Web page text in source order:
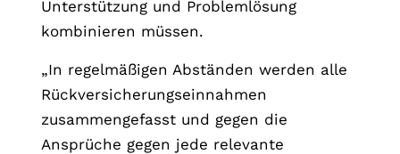
Unterstützung und Problemlösung
kombinieren müssen.
„In regelmäßigen Abständen werden alle
Rückversicherungseinnahmen
zusammengefasst und gegen die
Ansprüche gegen jede relevante